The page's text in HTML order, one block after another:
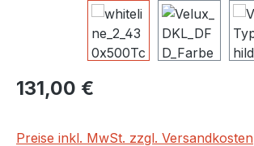
Regulärer Preis:
131,00 €
Preise inkl. MwSt. zzgl. Versandkosten